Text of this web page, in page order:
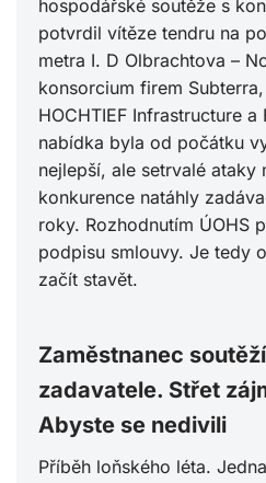
hospodářské soutěže s
potvrdil vítěze tendru na
metra I. D Olbrachtova –
konsorcium firem Subterra,
HOCHTIEF Infrastructure
nabídka byla od počátku
nejlepší, ale setrvalé ataky
konkurence natáhly
roky. Rozhodnutím ÚOHS
podpisu smlouvy. Je tedy
začít stavět.
Zaměstnanec
zadavatele. Střet
Abyste se nedivili
Příběh loňského léta.